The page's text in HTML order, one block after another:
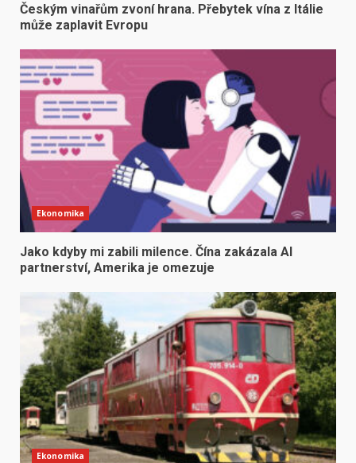
Českým vinařům zvoní hrana. Přebytek vína z Itálie
může zaplavit Evropu
Ekonomika
Jako kdyby mi zabili milence. Čína zakázala AI
partnerství, Amerika je omezuje
Ekonomika